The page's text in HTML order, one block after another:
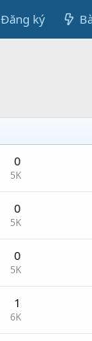
Đăng ký
0
5K
0
5K
0
5K
1
6K